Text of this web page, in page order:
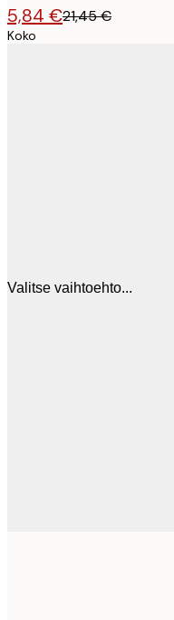
5,84 €21,45 €
Koko
Valitse vaihtoehto...